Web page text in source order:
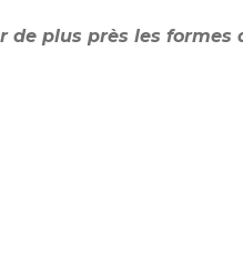
de plus près les